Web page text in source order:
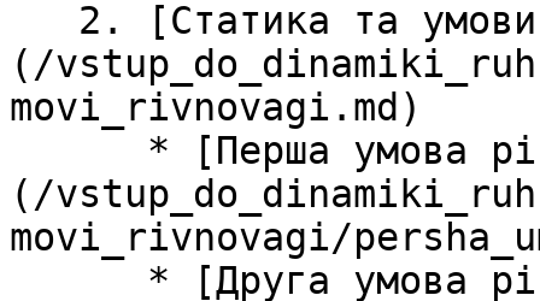
(/
movi_rivnovagi.md)
(/
movi_rivnovagi/